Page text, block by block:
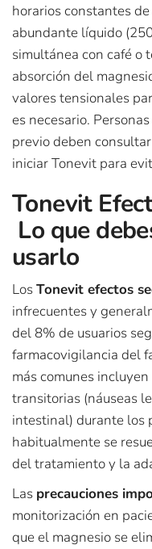
horarios constantes
abundante líquido
simultánea con café o
absorción del
valores tensionales
es necesario.
previo deben
iniciar Tonevit para
Tonevit
Lo que
usarlo
LosTonevit efectos
infrecuentes y
del 8% de usuarios
farmacovigilancia del
más comunes
transitorias (náuseas
intestinal) durante los
habitualmente se
del tratamiento y la
Las precauciones
monitorización en
que el magnesio se